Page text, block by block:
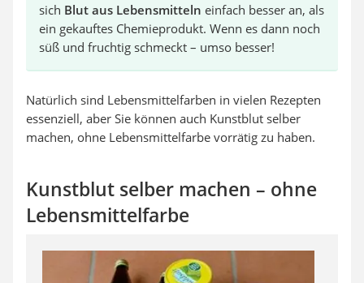
sich Blut aus Lebensmitteln einfach besser an, als
ein gekauftes Chemieprodukt. Wenn es dann noch
süß und fruchtig schmeckt – umso besser!
Natürlich sind Lebensmittelfarben in vielen Rezepten
essenziell, aber Sie können auch Kunstblut selber
machen, ohne Lebensmittelfarbe vorrätig zu haben.
Kunstblut selber machen – ohne
Lebensmittelfarbe